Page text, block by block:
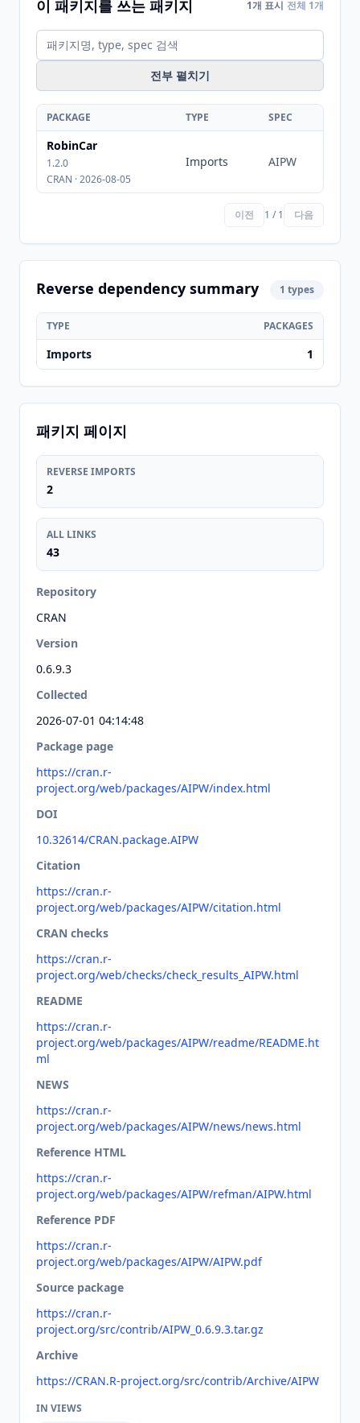
이 패키지를 쓰는 패키지 1개 표시 전체 1개
전부 펼치기
PACKAGE TYPE SPEC
RobinCar
1.2.0
CRAN · 2026-08-05
Imports AIPW
이전 1 / 1 다음
Reverse dependency summary 1 types
TYPE PACKAGES
Imports 1
패키지 페이지
REVERSE IMPORTS
2
ALL LINKS
43
Repository
CRAN
Version
0.6.9.3
Collected
2026-07-01 04:14:48
Package page
https://cran.r-
project.org/web/packages/AIPW/index.html
DOI
10.32614/CRAN.package.AIPW
Citation
https://cran.r-
project.org/web/packages/AIPW/citation.html
CRAN checks
https://cran.r-
project.org/web/checks/check_results_AIPW.html
README
https://cran.r-
project.org/web/packages/AIPW/readme/README.ht
ml
NEWS
https://cran.r-
project.org/web/packages/AIPW/news/news.html
Reference HTML
https://cran.r-
project.org/web/packages/AIPW/refman/AIPW.html
Reference PDF
https://cran.r-
project.org/web/packages/AIPW/AIPW.pdf
Source package
https://cran.r-
project.org/src/contrib/AIPW_0.6.9.3.tar.gz
Archive
https://CRAN.R-project.org/src/contrib/Archive/AIPW
IN VIEWS